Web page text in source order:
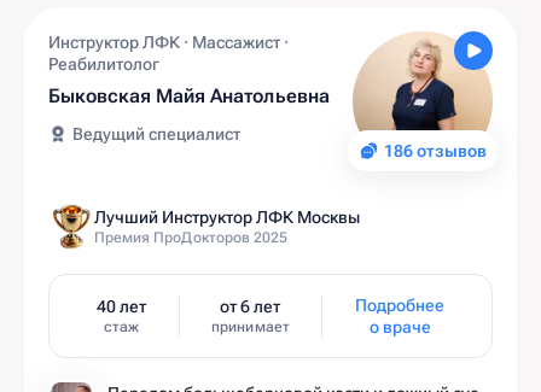
186 отзывов
Инструктор ЛФК · Массажист ·
Реабилитолог
Быковская Майя Анатольевна
Ведущий специалист
Лучший Инструктор ЛФК Москвы
Премия ПроДокторов 2025
40 лет
стаж
от 6 лет
принимает
Подробнее
о враче